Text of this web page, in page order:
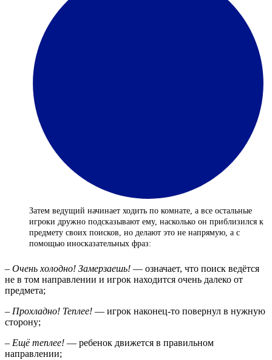
Затем ведущий начинает ходить по комнате, а все остальные
игроки дружно подсказывают ему, насколько он приблизился к
предмету своих поисков, но делают это не напрямую, а с
помощью иносказательных фраз:
– Очень холодно! Замерзаешь! — означает, что поиск ведётся
не в том направлении и игрок находится очень далеко от
предмета;
– Прохладно! Теплее! — игрок наконец-то повернул в нужную
сторону;
– Ещё теплее! — ребенок движется в правильном
направлении;